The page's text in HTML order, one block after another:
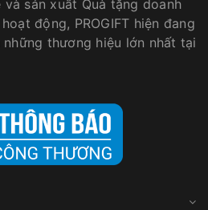
sản xuất Quà tặng doanh
động, PROGIFT hiện đang
thương hiệu lớn nhất tại